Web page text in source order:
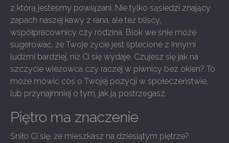
z którą jesteśmy powiązani. Nie tylko sąsiedzi znający
zapach naszej kawy z rana, ale też bliscy,
współpracownicy czy rodzina. Blok we śnie może
sugerować, że Twoje życie jest splecione z innymi
ludźmi bardziej, niż Ci się wydaje. Czujesz się jak na
szczycie wieżowca czy raczej w piwnicy bez okien? To
może mówić coś o Twojej pozycji w społeczeństwie,
lub przynajmniej o tym, jak ją postrzegasz.
Piętro ma znaczenie
Śniło Ci się, że mieszkasz na dziesiątym piętrze?